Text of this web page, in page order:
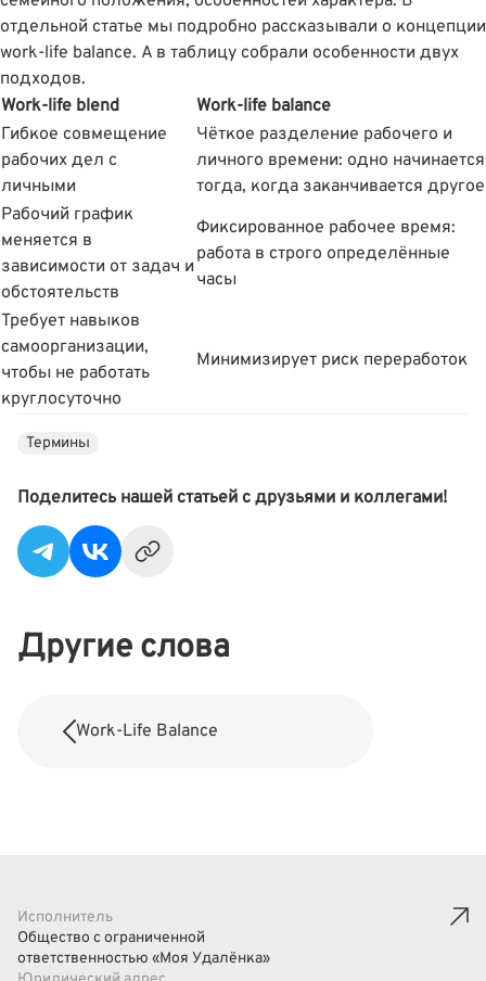
отдельной статье мы подробно рассказывали о концепции
work-life balance. А в таблицу собрали особенности двух
подходов.
Work-life blend
Work-life balance
Гибкое совмещение
рабочих дел с
личными
Чёткое разделение рабочего и
личного времени: одно начинается
тогда, когда заканчивается другое
Рабочий график
меняется в
зависимости от задач и
обстоятельств
Фиксированное рабочее время:
работа в строго определённые
часы
Требует навыков
самоорганизации,
чтобы не работать
круглосуточно
Минимизирует риск переработок
Термины
Поделитесь нашей статьей с друзьями и коллегами!
Другие слова
Work-Life Balance
Исполнитель
Общество с ограниченной
ответственностью «Моя Удалёнка»